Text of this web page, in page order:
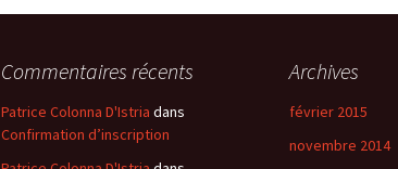
Commentaires récents
Patrice Colonna D'Istria dans
Confirmation d’inscription
Archives
février 2015
novembre 2014